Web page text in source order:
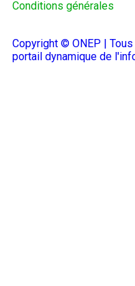
Conditions générales
Copyright © ONEP |
portail dynamique de